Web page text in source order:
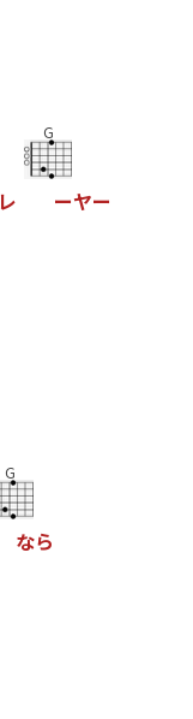
レ
G
ーヤー
G
なら